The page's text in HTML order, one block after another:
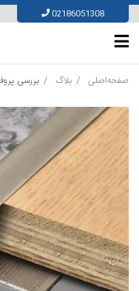
Skip
to
content
02186051308
صفحه‌اصلی بلاگ بررسی